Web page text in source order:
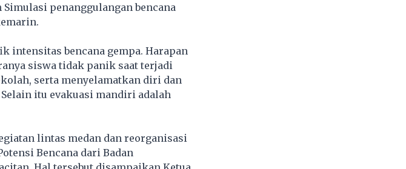
penanggulangan bencana
intensitas bencana gempa. Harapan
siswa tidak panik saat terjadi
serta menyelamatkan diri dan
itu evakuasi mandiri adalah
lintas medan dan reorganisasi
Bencana dari Badan